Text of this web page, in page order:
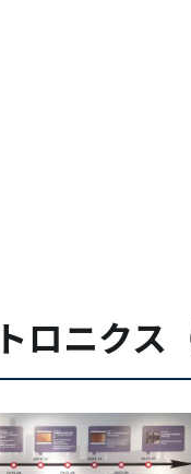
ロニクス